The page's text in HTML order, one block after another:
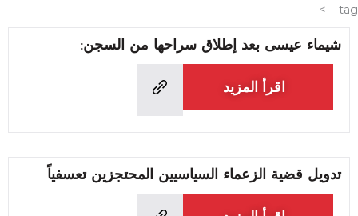
tag -->
المحتوى
شيماء عيسى بعد إطلاق سراحها من السجن:
اقرأ المزيد
تدويل قضية الزعماء السياسيين المحتجزين تعسفياً